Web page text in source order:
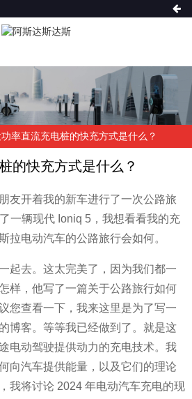
率直流充电桩的快充方式是什么？
的快充方式是什么？
友开着我的新车进行了一次公路旅
一辆现代 Ioniq 5，我想看看我的充
拉电动汽车的公路旅行会如何。
起去。这太完美了，因为我们都一
样，他写了一篇关于公路旅行如何
您查看一下，我来这里是为了写一
博客。等等我已经做到了。就是这
电动驾驶提供动力的充电技术。我
向汽车提供能量，以及它们的理论
我将讨论 2024 年电动汽车充电的现